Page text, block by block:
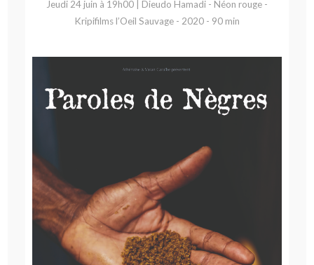
Jeudi 24 juin à 19h00 | Dieudo Hamadi - Néon rouge -
Kripifilms l’Oeil Sauvage - 2020 - 90 min